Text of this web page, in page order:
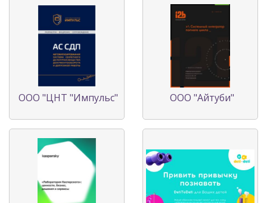
ООО "ЦНТ "Импульс" ООО "Айтуби"